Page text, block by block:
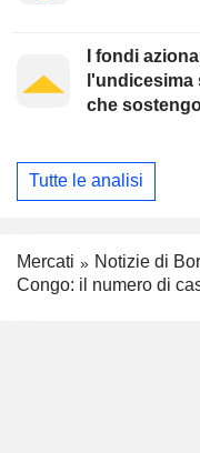
I fondi
l'undicesima
che
Tutte le analisi
Mercati
Notizie di
Congo: il numero di